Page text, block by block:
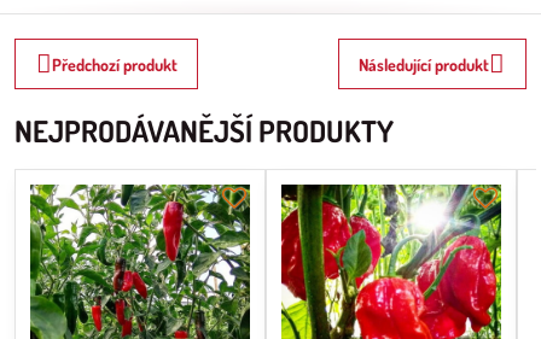
Předchozí produkt Následující produkt
NEJPRODÁVANĚJŠÍ PRODUKTY